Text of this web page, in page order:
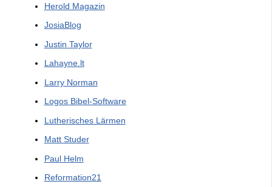
Herold Magazin
JosiaBlog
Justin Taylor
Lahayne.lt
Larry Norman
Logos Bibel-Software
Lutherisches Lärmen
Matt Studer
Paul Helm
Reformation21